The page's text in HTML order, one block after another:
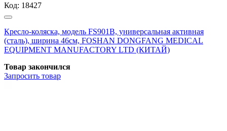
Код: 18427
Кресло-коляска, модель FS901B, универсальная активная
(сталь), ширина 46см, FOSHAN DONGFANG MEDICAL
EQUIPMENT MANUFACTORY LTD (КИТАЙ)
Товар закончился
Запросить товар